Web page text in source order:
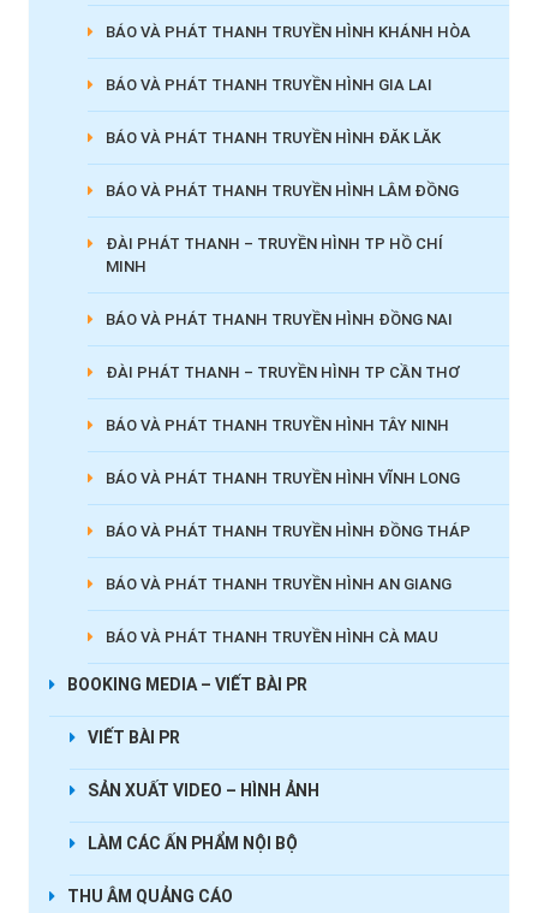
BÁO VÀ PHÁT THANH TRUYỀN HÌNH KHÁNH HÒA
BÁO VÀ PHÁT THANH TRUYỀN HÌNH GIA LAI
BÁO VÀ PHÁT THANH TRUYỀN HÌNH ĐĂK LĂK
BÁO VÀ PHÁT THANH TRUYỀN HÌNH LÂM ĐỒNG
ĐÀI PHÁT THANH – TRUYỀN HÌNH TP HỒ CHÍ
MINH
BÁO VÀ PHÁT THANH TRUYỀN HÌNH ĐỒNG NAI
ĐÀI PHÁT THANH – TRUYỀN HÌNH TP CẦN THƠ
BÁO VÀ PHÁT THANH TRUYỀN HÌNH TÂY NINH
BÁO VÀ PHÁT THANH TRUYỀN HÌNH VĨNH LONG
BÁO VÀ PHÁT THANH TRUYỀN HÌNH ĐỒNG THÁP
BÁO VÀ PHÁT THANH TRUYỀN HÌNH AN GIANG
BÁO VÀ PHÁT THANH TRUYỀN HÌNH CÀ MAU
BOOKING MEDIA – VIẾT BÀI PR
VIẾT BÀI PR
SẢN XUẤT VIDEO – HÌNH ẢNH
LÀM CÁC ẤN PHẨM NỘI BỘ
THU ÂM QUẢNG CÁO